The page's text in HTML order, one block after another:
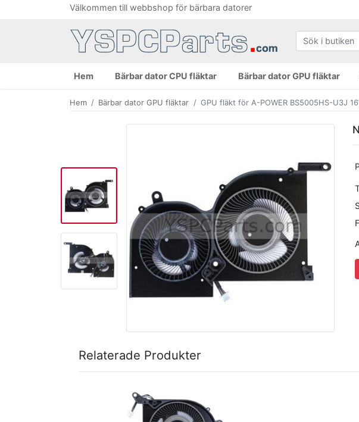
Välkommen till webbshop för bärbara datorer
Hem Bärbar dator CPU fläktar Bärbar dator GPU fläktar
Hem Bärbar dator GPU fläktar GPU fläkt för A-POWER BS5005HS-U3J
Relaterade Produkter